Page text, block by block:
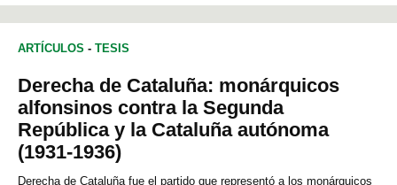
ARTÍCULOS - TESIS
Derecha de Cataluña: monárquicos
alfonsinos contra la Segunda
República y la Cataluña autónoma
(1931-1936)
Derecha de Cataluña fue el partido que representó a los monárquicos